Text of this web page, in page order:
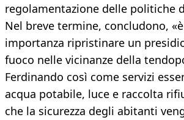
regolamentazione delle politiche
Nel breve termine, concludono,
importanza ripristinare un
fuoco nelle vicinanze della
Ferdinando così come servizi
acqua potabile, luce e raccolta
che la sicurezza degli abitanti